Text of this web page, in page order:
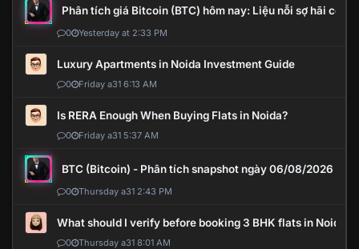
Phân tích giá Bitcoin (BTC) hôm nay: Liệu nỗi sợ hãi có
0 Yesterday at 2:33 PM
Luxury Apartments in Noida Investment Guide
0 Friday a31 6:13 AM
Is RERA Enough When Buying Flats in Noida?
0 Friday a31 5:37 AM
BTC (Bitcoin) - Phân tích snapshot ngày 06/08/2026
0 Thursday a31 2:43 PM
What should I verify before booking 3 BHK flats in Noida?
0 Thursday a31 8:01 AM